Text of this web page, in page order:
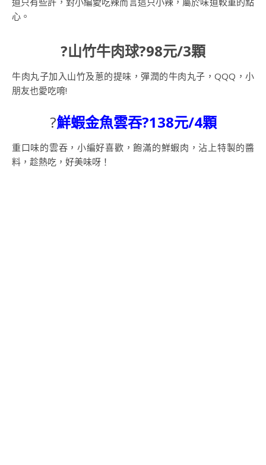
心。
?山竹牛肉球?98元/3顆
牛肉丸子加入山竹及蔥的提味，彈潤的牛肉丸子，QQQ，小
朋友也愛吃唷!
?鮮蝦金魚雲吞?138元/4顆
重口味的雲吞，小編好喜歡，飽滿的鮮蝦肉，沾上特製的醬
料，趁熱吃，好美味呀！